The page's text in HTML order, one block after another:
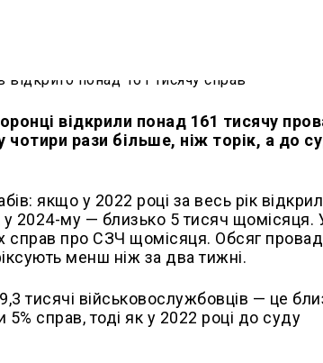
відкрили понад 161 тисячу
рази більше, ніж торік, а до
якщо у 2022 році за весь рік
2024-му — близько 5 тисяч щомісяця.
справ про СЗЧ щомісяця. Обсяг
менш ніж за два тижні.
тисячі військовослужбовців — це
5% справ, тоді як у 2022 році до суду